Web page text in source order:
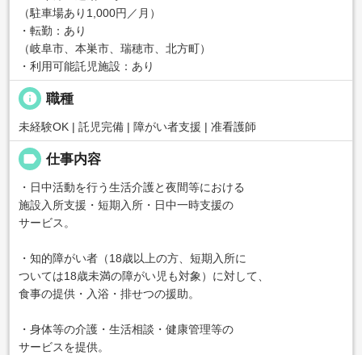
（駐車場あり1,000円／月）
・転勤：あり
（岐阜市、本巣市、瑞穂市、北方町）
・利用可能託児施設：あり
info 職種
未経験OK | 託児完備 | 障がい者支援 | 准看護師
label 仕事内容
・日中活動を行う生活介護と夜間等における
施設入所支援・短期入所・日中一時支援の
サービス。
・知的障がい者（18歳以上の方、短期入所に
ついては18歳未満の障がい児も対象）に対して、
食事の提供・入浴・排せつの援助。
・身体等の介護・生活相談・健康管理等の
サービスを提供。